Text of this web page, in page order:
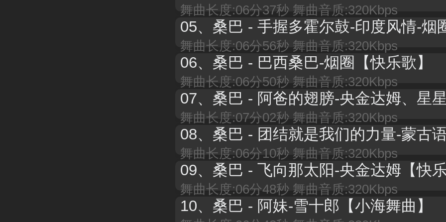
舞曲长度:06分37秒 舞曲音质:320Kbps
05、 桑巴 - 手握多霍尔鼓-印度风情-烟圈【快乐歌
舞曲长度:06分56秒 舞曲音质:320Kbps
06、 桑巴 - 巴西桑巴-烟圈【快乐歌】
舞曲长度:06分50秒 舞曲音质:320Kbps
07、 桑巴 - 阿爸的翅膀-央金达姆、星星音乐屋【快乐
舞曲长度:07分02秒 舞曲音质:320Kbps
08、 桑巴 - 团结就是我们的力量-蒙古语【快乐
舞曲长度:06分10秒 舞曲音质:320Kbps
09、 桑巴 - 飞向那太阳-央金达姆【快乐
舞曲长度:06分48秒 舞曲音质:320Kbps
10、 桑巴 - 阿妹-雪十郎【小海舞曲】